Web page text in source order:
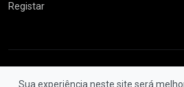
Sua experiência neste site será
Registar